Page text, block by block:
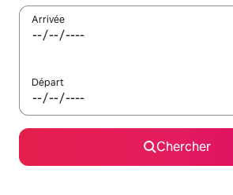
Arrivée
Départ
Chercher